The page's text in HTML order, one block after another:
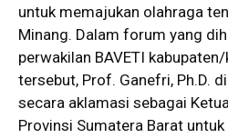
untuk memajukan olahraga
Minang. Dalam forum yang
perwakilan BAVETI
tersebut, Prof. Ganefri, Ph.D.
secara aklamasi sebagai
Provinsi Sumatera Barat